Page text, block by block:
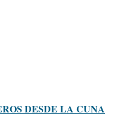
DESDE LA CUNA